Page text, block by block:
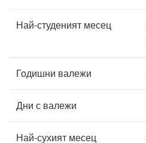
Най-студеният месец
Годишни валежи
Дни с валежи
Най-сухият месец